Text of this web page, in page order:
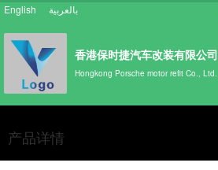
English
香港保时捷汽车改装有限公司
Hongkong Porsche motor refit Co., Ltd.
产品详情